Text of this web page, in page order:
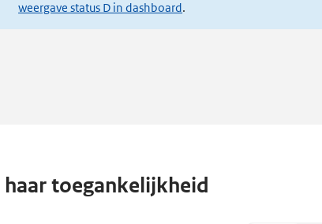
weergave status D in dashboard.
toegankelijkheid